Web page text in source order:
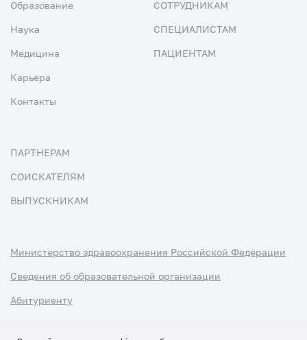
Образование
Наука
Медицина
Карьера
Контакты
СОТРУДНИКАМ
СПЕЦИАЛИСТАМ
ПАЦИЕНТАМ
ПАРТНЕРАМ
СОИСКАТЕЛЯМ
ВЫПУСКНИКАМ
Министерство здравоохранения Российской Федерации
Сведения об образовательной организации
Абитуриенту